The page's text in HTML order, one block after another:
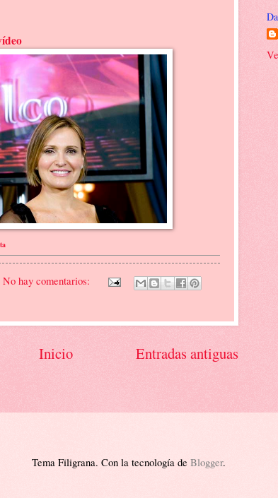
No hay comentarios:
Entradas antiguas
Inicio
Tema Filigrana. Con la tecnología de Blogger.